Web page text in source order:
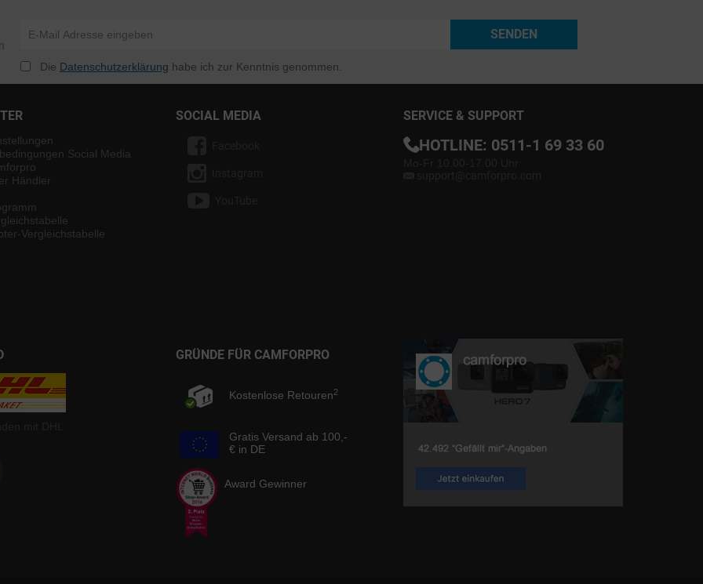
SENDEN
Die Datenschutzerklärung habe ich zur Kenntnis genommen.
Social Media
Händler
Vergleichstabelle
SOCIAL MEDIA SERVICE & SUPPORT
HOTLINE: 0511-1 69 33 60
GRÜNDE FÜR CAMFORPRO
Kostenlose Retouren2
Gratis Versand ab 100,-
€ in DE
Award Gewinner